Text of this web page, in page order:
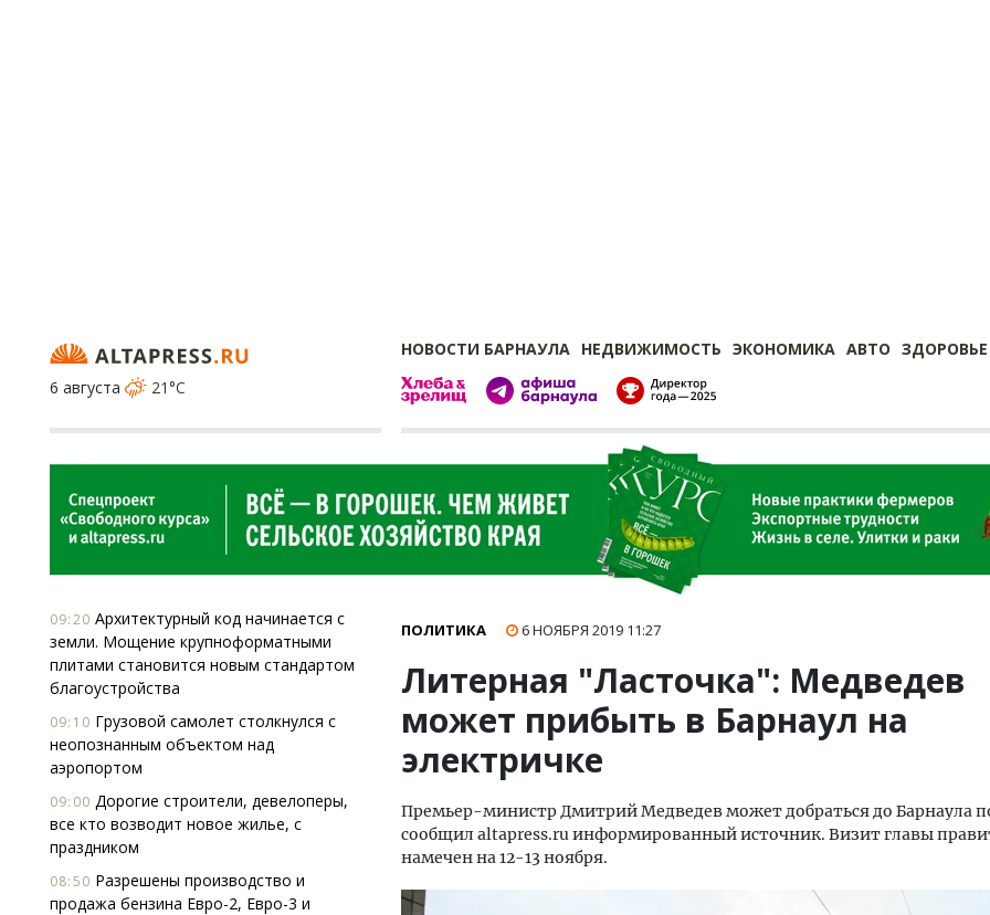
НОВОСТИ БАРНАУЛА НЕДВИЖИМОСТЬ ЭКОНОМИКА АВТО ЗДОРОВЬЕ
6 августа
21°C
09:20 Архитектурный код начинается с
земли. Мощение крупноформатными
плитами становится новым стандартом
благоустройства
09:10 Грузовой самолет столкнулся с
неопознанным объектом над
аэропортом
09:00 Дорогие строители, девелоперы,
все кто возводит новое жилье, с
праздником
08:50 Разрешены производство и
продажа бензина Евро-2, Евро-3 и
ПОЛИТИКА 6 НОЯБРЯ 2019 11:27
Литерная "Ласточка": Медведев
может прибыть в Барнаул на
электричке
Премьер-министр Дмитрий Медведев может добраться до Барнаула
сообщил altapress.ru информированный источник. Визит главы
намечен на 12-13 ноября.